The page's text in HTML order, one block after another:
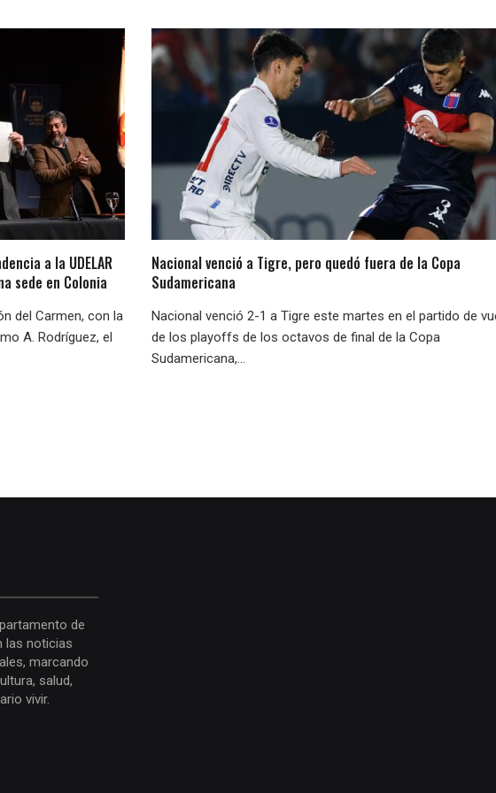
a la UDELAR
sede en Colonia
del Carmen, con la
A. Rodríguez, el
Nacional venció a Tigre, pero quedó fuera de la Copa
Sudamericana
Nacional venció 2-1 a Tigre este martes en el partido de
de los playoffs de los octavos de final de la Copa
Sudamericana,...
de
las noticias
marcando
salud,
vivir.